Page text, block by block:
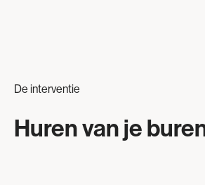
De interventie
Huren van je